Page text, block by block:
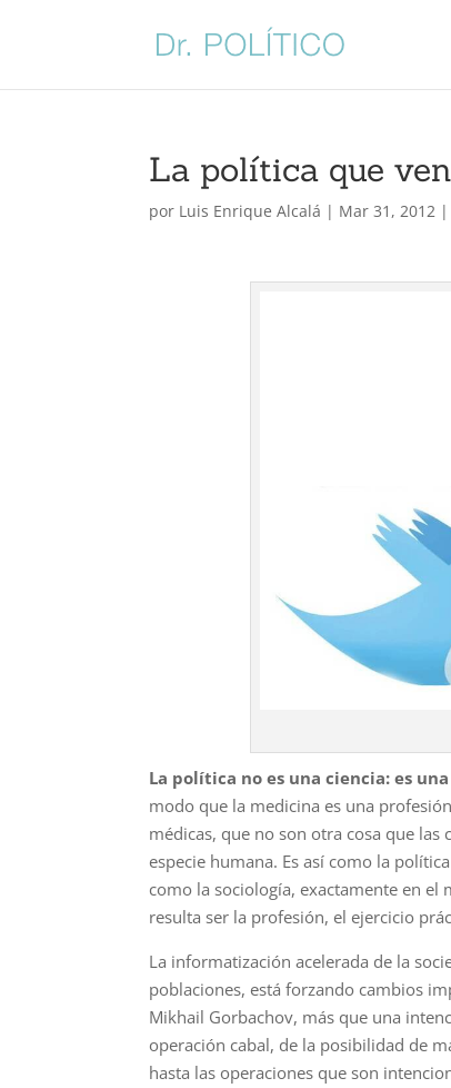
La política que
por Luis Enrique Alcalá | Mar 31, 2012 |
La política no es una ciencia: es
modo que la medicina es una
médicas, que no son otra cosa que las
especie humana. Es así como la
como la sociología, exactamente en el
resulta ser la profesión, el ejercicio
La informatización acelerada de la
poblaciones, está forzando cambios
Mikhail Gorbachov, más que una
operación cabal, de la posibilidad de
hasta las operaciones que son